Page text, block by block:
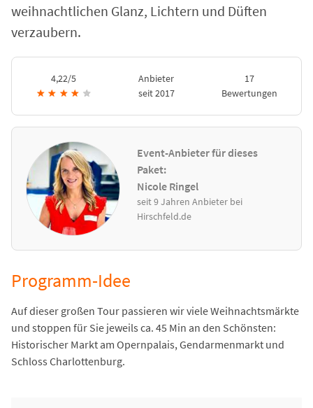
weihnachtlichen Glanz, Lichtern und Düften
verzaubern.
4,22/5
★ ★ ★ ★ ★
Anbieter
seit 2017
17
Bewertungen
Event-Anbieter für dieses
Paket:
Nicole Ringel
seit 9 Jahren Anbieter bei
Hirschfeld.de
Programm-Idee
Auf dieser großen Tour passieren wir viele Weihnachtsmärkte
und stoppen für Sie jeweils ca. 45 Min an den Schönsten:
Historischer Markt am Opernpalais, Gendarmenmarkt und
Schloss Charlottenburg.